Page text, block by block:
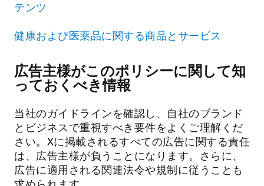
テンツ
健康および医薬品に関する商品とサービス
広告主様がこのポリシーに関して知
っておくべき情報
当社のガイドラインを確認し、自社のブランド
とビジネスで重視すべき要件をよくご理解くだ
さい。Xに掲載されるすべての広告に関する責任
は、広告主様が負うことになります。さらに、
広告に適用される関連法令や規制に従うことも